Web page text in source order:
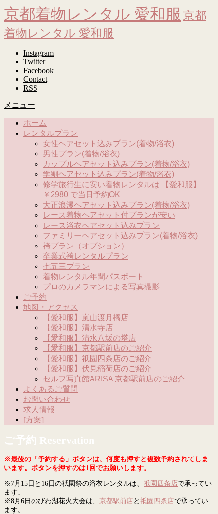
京都着物レンタル 愛和服 京都
着物レンタル 愛和服
Instagram
Twitter
Facebook
Contact
RSS
メニュー
ホーム
レンタルプラン
女性ヘアセット込みプラン(着物/浴衣)
男性プラン(着物/浴衣)
カップルヘアセット込みプラン(着物/浴衣)
学割ヘアセット込みプラン(着物/浴衣)
修学旅行生に安い着物レンタルは 【愛和服】
￥2980 で当日予約OK
大正浪漫ヘアセット込みプラン(着物/浴衣)
レース着物ヘアセット付プランが安い
レース浴衣ヘアセット込みプラン
ファミリーヘアセット込みプラン(着物/浴衣)
袴プラン（オプション）
卒業式袴レンタルプラン
七五三プラン
着物レンタル年間パスポート
プロのカメラマンによる写真撮影
ご予約
地図・アクセス
【愛和服】嵐山渡月橋店
【愛和服】清水寺店
【愛和服】清水八坂の塔店
【愛和服】京都駅前店のご紹介
【愛和服】祇園四条店のご紹介
【愛和服】伏見稲荷店のご紹介
セルフ写真館ARISA 京都駅前店のご紹介
よくあるご質問
お問い合わせ
求人情報
[方案]
ご予約 Reservation
※最後の「予約する」ボタンは、何度も押すと複数予約されてしま
います。ボタンを押すのは1回でお願いします。
※7月15日と16日の祇園祭の浴衣レンタルは、 祇園四条店で承ってい
ます。
※8月6日のびわ湖花火大会は、 京都駅前店 と 祇園四条店で承ってい
ます。